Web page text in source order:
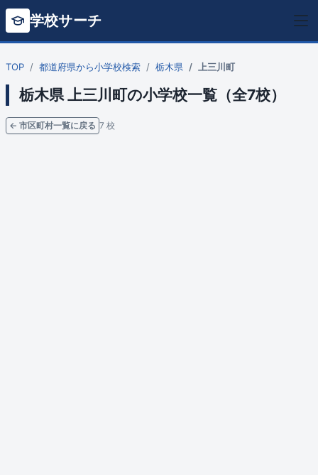
学校サーチ
TOP 都道府県から小学校検索 栃木県 上三川町
栃木県 上三川町の小学校一覧（全7校）
← 市区町村一覧に戻る 7 校